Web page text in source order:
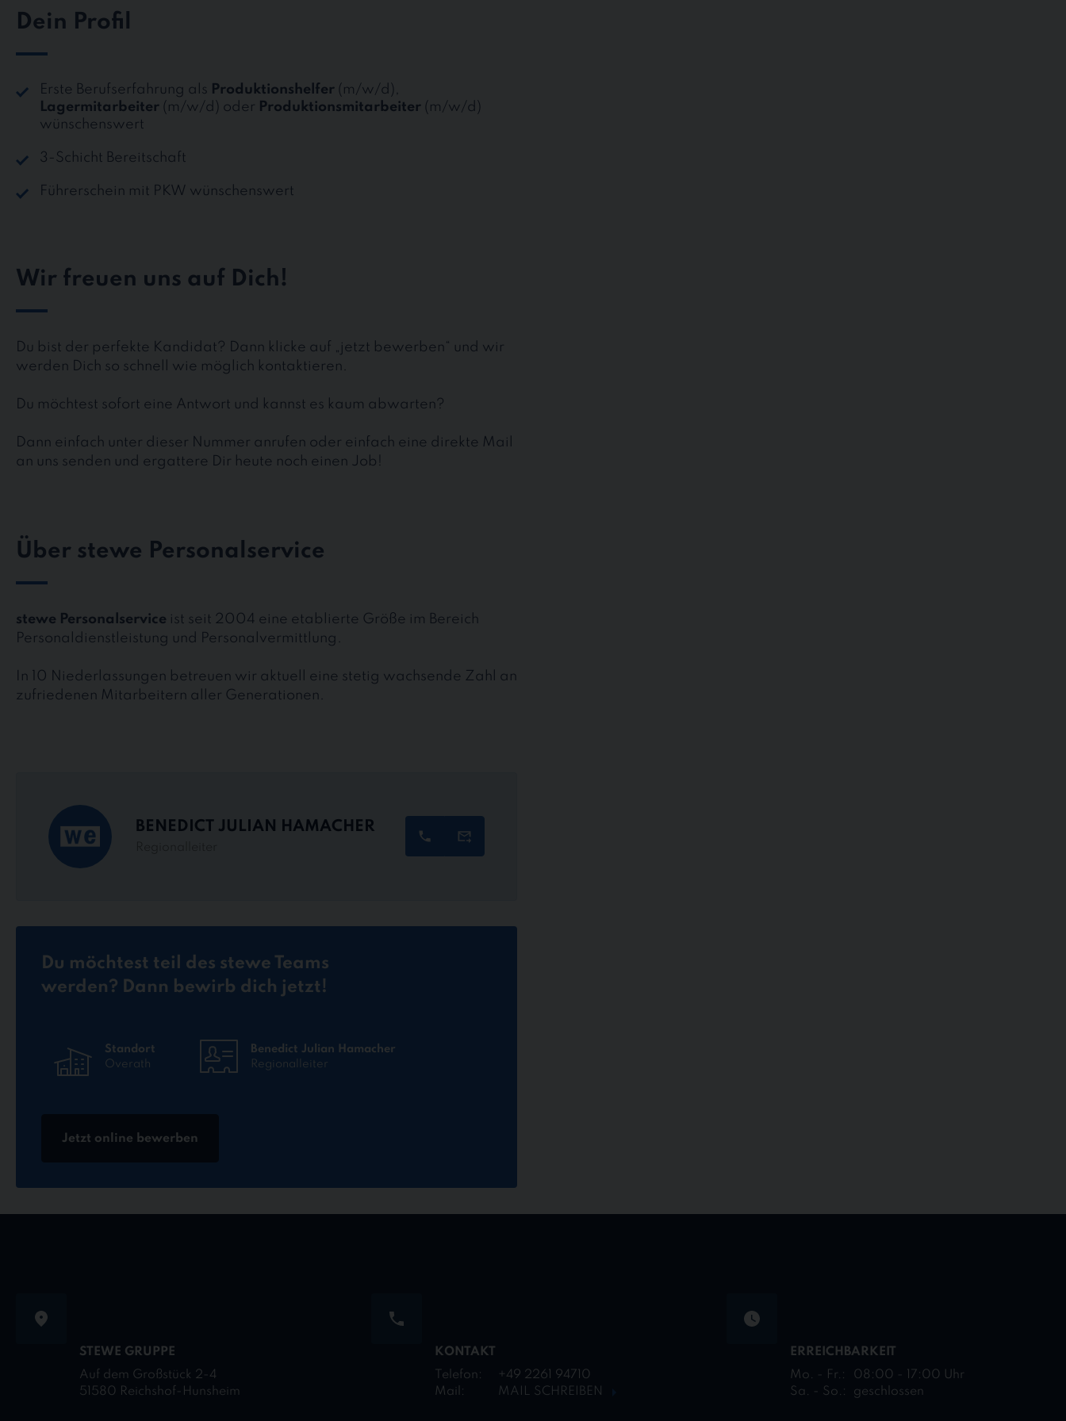
Dein Profil
Erste Berufserfahrung als Produktionshelfer (m/w/d),
Lagermitarbeiter (m/w/d) oder Produktionsmitarbeiter (m/w/d)
wünschenswert
3-Schicht Bereitschaft
Führerschein mit PKW wünschenswert
Wir freuen uns auf Dich!
Du bist der perfekte Kandidat? Dann klicke auf „jetzt bewerben“ und wir
werden Dich so schnell wie möglich kontaktieren.
Du möchtest sofort eine Antwort und kannst es kaum abwarten?
Dann einfach unter dieser Nummer anrufen oder einfach eine direkte Mail
an uns senden und ergattere Dir heute noch einen Job!
Über stewe Personalservice
stewe Personalservice ist seit 2004 eine etablierte Größe im Bereich
Personaldienstleistung und Personalvermittlung.
In 10 Niederlassungen betreuen wir aktuell eine stetig wachsende Zahl an
zufriedenen Mitarbeitern aller Generationen.
BENEDICT JULIAN HAMACHER
Du möchtest teil des stewe Teams
werden? Dann bewirb dich jetzt!
Standort
Overath
Benedict Julian Hamacher
Regionalleiter
Jetzt online bewerben
STEWE GRUPPE
Auf dem Großstück 2-4
51580 Reichshof-Hunsheim
KONTAKT
Telefon:
+49 2261 94710
Mail:
MAIL SCHREIBEN
ERREICHBARKEIT
Mo. - Fr.:
08:00 - 17:00 Uhr
Sa. - So.:
geschlossen